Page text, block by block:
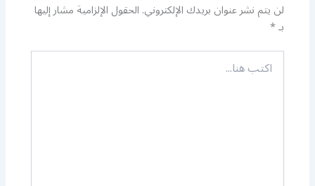
لن يتم نشر عنوان بريدك الإلكتروني.الحقول الإلزامية مشار إليها
بـ*
اكتب
هنا...